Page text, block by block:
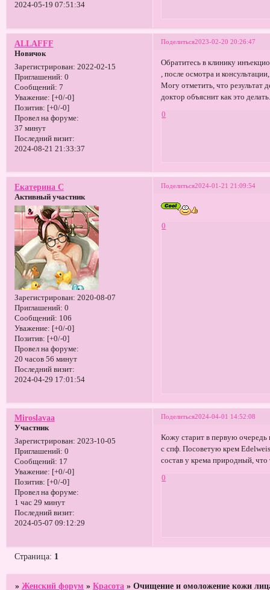
2024-05-19 07:51:34
Поделиться2023-02-20 20:26:47
ALLAFFF
Новичок
Зарегистрирован: 2022-02-15
Приглашений: 0
Сообщений: 7
Уважение: [+0/-0]
Позитив: [+0/-0]
Провел на форуме:
37 минут
Последний визит:
2024-08-21 21:33:37
Обратитесь в клинику
, после осмотра и
Могу отметить, что результат
доктор объяснит как это
0
Поделиться2024-01-21 21:09:54
Екатерина С
Активный участник
Зарегистрирован: 2020-08-07
Приглашений: 0
Сообщений: 106
Уважение: [+0/-0]
Позитив: [+0/-0]
Провел на форуме:
20 часов 56 минут
Последний визит:
2024-04-29 17:01:54
0
Поделиться2024-04-01 14:52:08
Miroslavaa
Участник
Зарегистрирован: 2023-10-05
Приглашений: 0
Сообщений: 17
Уважение: [+0/-0]
Позитив: [+0/-0]
Провел на форуме:
1 час 29 минут
Последний визит:
2024-05-07 09:12:29
Кожу старит в первую очередь
с спф. Посоветую крем
состав у крема природный,
0
Страница: 1
»Женский форум »Красота »Очищение и омоложение кожи